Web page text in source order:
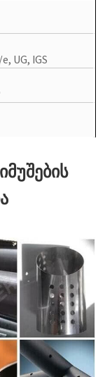
UG, IGS